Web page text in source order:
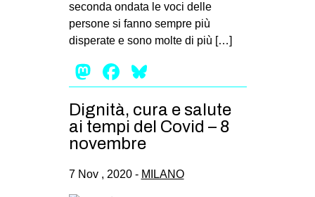
seconda ondata le voci delle
persone si fanno sempre più
disperate e sono molte di più […]
Mastodon
Facebook
Dignità, cura e salute
ai tempi del Covid – 8
novembre
7 Nov , 2020 - MILANO